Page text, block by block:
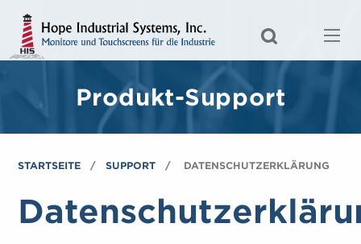
Produkt-Support
STARTSEITE SUPPORT DATENSCHUTZERKLÄRUNG